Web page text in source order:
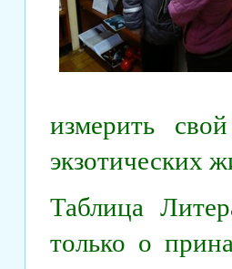
измерить
экзотических
Таблица
только о